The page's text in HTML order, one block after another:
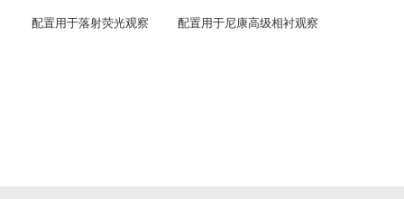
配置用于落射荧光观察 配置用于尼康高级相衬观察